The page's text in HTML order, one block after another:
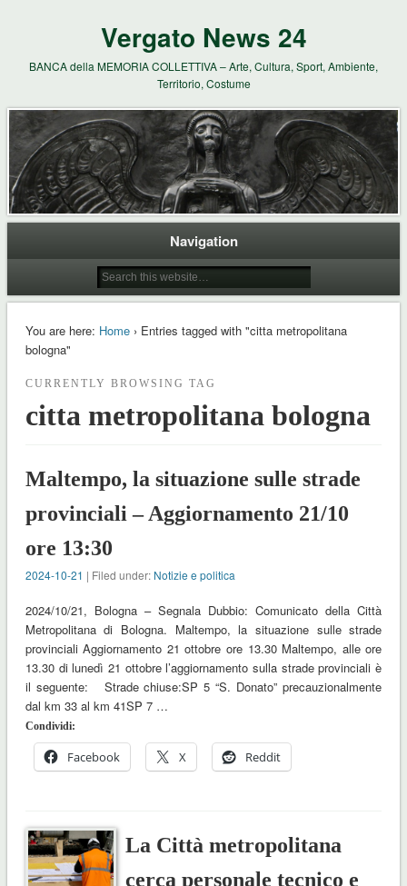
Vergato News 24
BANCA della MEMORIA COLLETTIVA – Arte, Cultura, Sport, Ambiente,
Territorio, Costume
Navigation
You are here: Home› Entries tagged with "citta metropolitana
bologna"
CURRENTLY BROWSING TAG
citta metropolitana bologna
Maltempo, la situazione sulle strade
provinciali – Aggiornamento 21/10
ore 13:30
2024-10-21 | Filed under: Notizie e politica
2024/10/21, Bologna – Segnala Dubbio: Comunicato della Città
Metropolitana di Bologna. Maltempo, la situazione sulle strade
provinciali Aggiornamento 21 ottobre ore 13.30 Maltempo, alle ore
13.30 di lunedì 21 ottobre l’aggiornamento sulla strade provinciali è
il seguente: Strade chiuse:SP 5 “S. Donato” precauzionalmente
dal km 33 al km 41SP 7 …
Condividi:
Facebook X Reddit
La Città metropolitana
cerca personale tecnico e